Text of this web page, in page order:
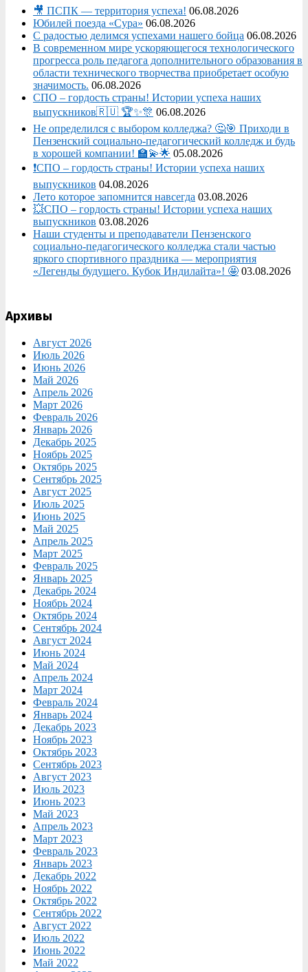
🎥 ПСПК — территория успеха! 06.08.2026
Юбилей поезда «Сура» 06.08.2026
С радостью делимся успехами нашего бойца 06.08.2026
В современном мире ускоряющегося технологического
прогресса роль педагога дополнительного образования в
области технического творчества приобретает особую
значимость. 06.08.2026
СПО – гордость страны! Истории успеха наших
выпускников🇷🇺 🏆✨🎊 06.08.2026
Не определился с выбором колледжа? 🤔🎯 Приходи в
Пензенский социально-педагогический колледж и будь
в хорошей компании! 🏫💫🌟 05.08.2026
❗СПО – гордость страны! Истории успеха наших
выпускников 04.08.2026
Лето которое запомнится навсегда 03.08.2026
💥СПО – гордость страны! Истории успеха наших
выпускников 03.08.2026
Наши студенты и преподаватели Пензенского
социально‑педагогического колледжа стали частью
яркого спортивного праздника — мероприятия
«Легенды будущего. Кубок Индилайта»! 🤩 03.08.2026
Архивы
Август 2026
Июль 2026
Июнь 2026
Май 2026
Апрель 2026
Март 2026
Февраль 2026
Январь 2026
Декабрь 2025
Ноябрь 2025
Октябрь 2025
Сентябрь 2025
Август 2025
Июль 2025
Июнь 2025
Май 2025
Апрель 2025
Март 2025
Февраль 2025
Январь 2025
Декабрь 2024
Ноябрь 2024
Октябрь 2024
Сентябрь 2024
Август 2024
Июнь 2024
Май 2024
Апрель 2024
Март 2024
Февраль 2024
Январь 2024
Декабрь 2023
Ноябрь 2023
Октябрь 2023
Сентябрь 2023
Август 2023
Июль 2023
Июнь 2023
Май 2023
Апрель 2023
Март 2023
Февраль 2023
Январь 2023
Декабрь 2022
Ноябрь 2022
Октябрь 2022
Сентябрь 2022
Август 2022
Июль 2022
Июнь 2022
Май 2022